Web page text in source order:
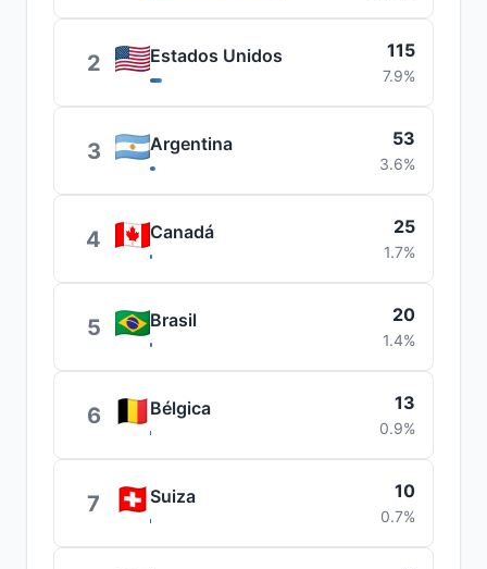
2 Estados Unidos 115
7.9%
3 Argentina 53
3.6%
4 Canadá 25
1.7%
5 Brasil 20
1.4%
6 Bélgica 13
0.9%
7 Suiza 10
0.7%